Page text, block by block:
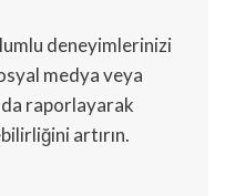
deneyimlerinizi
medya veya
raporlayarak
artırın.